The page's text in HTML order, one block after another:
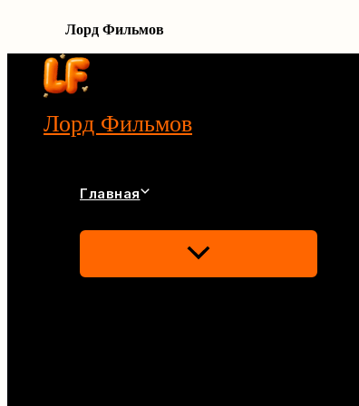
Лорд Фильмов
Перейти
Лорд Фильмов
Главная
Переключатель